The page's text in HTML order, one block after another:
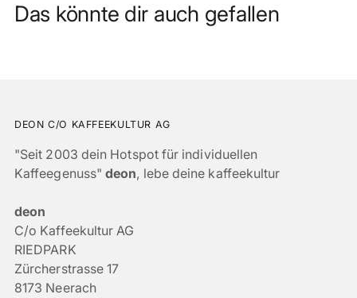
Das könnte dir auch gefallen
DEON C/O KAFFEEKULTUR AG
"Seit 2003 dein Hotspot für individuellen
Kaffeegenuss"deon, lebe deine kaffeekultur
deon
C/o Kaffeekultur AG
RIEDPARK
Zürcherstrasse 17
8173 Neerach